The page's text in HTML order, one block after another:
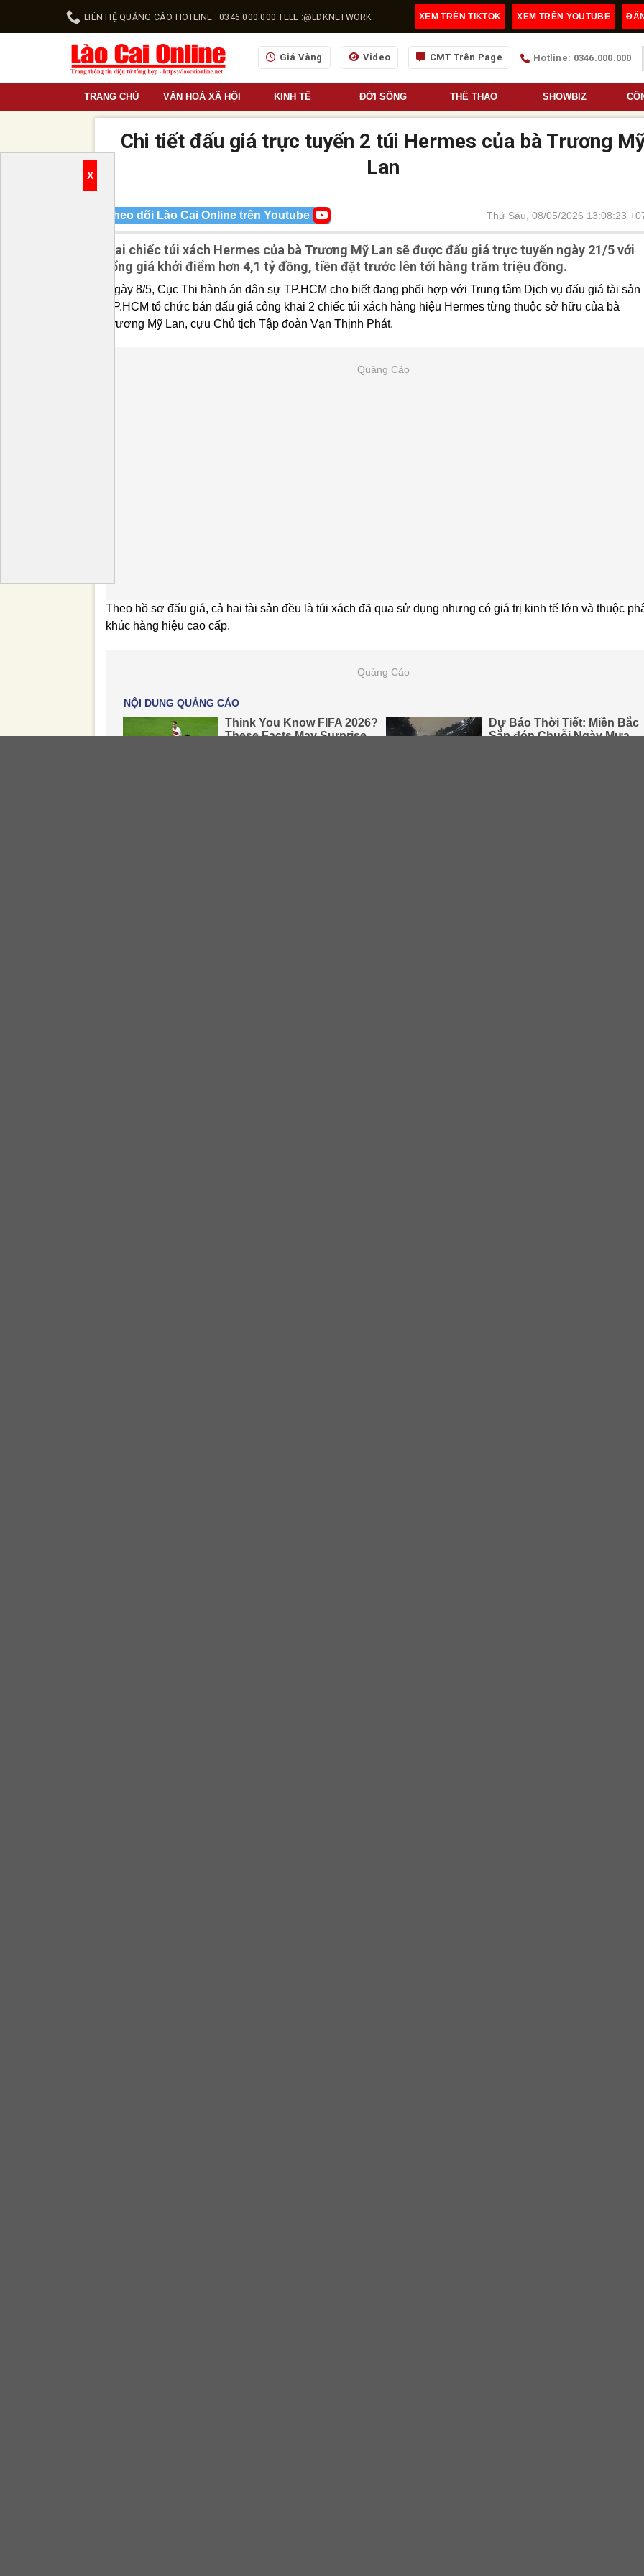
X
LIÊN HỆ QUẢNG CÁO HOTLINE : 0346.000.000 TELE :@LDKNETWORK XEM TRÊN TIKTOK XEM TRÊN YOUTUBE
Giá Vàng Video CMT Trên Page Hotline: 0346.000.000
TRANG CHỦ VĂN HOÁ XÃ HỘI KINH TẾ ĐỜI SỐNG THỂ THAO SHOWBIZ
Chi tiết đấu giá trực tuyến 2 túi Hermes của bà Trương
Lan
Theo dõi Lào Cai Online trên Youtube Thứ Sáu, 08/05/2026 13:08:23
Hai chiếc túi xách Hermes của bà Trương Mỹ Lan sẽ được đấu giá trực tuyến ngày 21/5 với
tổng giá khởi điểm hơn 4,1 tỷ đồng, tiền đặt trước lên tới hàng trăm triệu đồng.
Ngày 8/5, Cục Thi hành án dân sự TP.HCM cho biết đang phối hợp với Trung tâm Dịch vụ đấu giá tài sản
TP.HCM tổ chức bán đấu giá công khai 2 chiếc túi xách hàng hiệu Hermes từng thuộc sở hữu của bà
Trương Mỹ Lan, cựu Chủ tịch Tập đoàn Vạn Thịnh Phát.
Quảng Cáo
Theo hồ sơ đấu giá, cả hai tài sản đều là túi xách đã qua sử dụng nhưng có giá trị kinh tế lớn và thuộc
khúc hàng hiệu cao cấp.
Quảng Cáo